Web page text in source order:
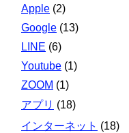
Apple (2)
Google (13)
LINE (6)
Youtube (1)
ZOOM (1)
アプリ (18)
インターネット (18)